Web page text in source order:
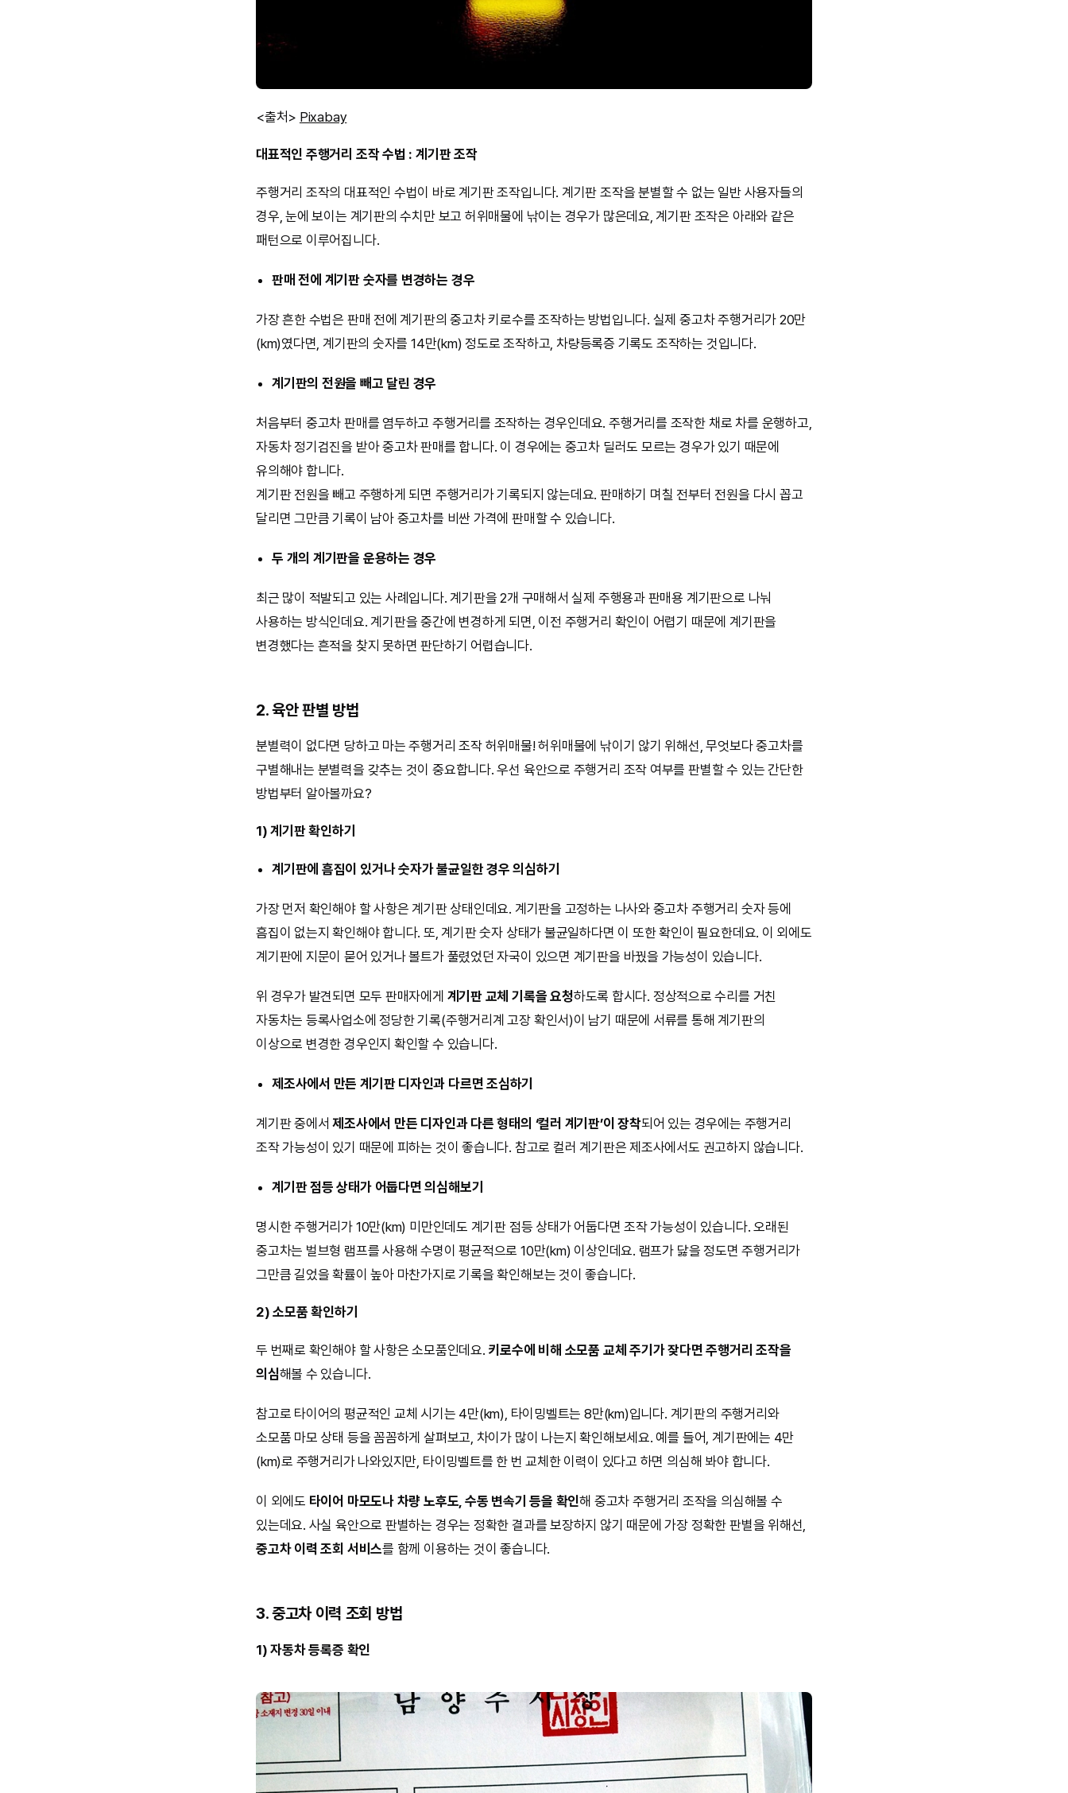
<출처> Pixabay
대표적인 주행거리 조작 수법 : 계기판 조작
주행거리 조작의 대표적인 수법이 바로 계기판 조작입니다. 계기판 조작을 분별할 수 없는 일반 사용자들의
경우, 눈에 보이는 계기판의 수치만 보고 허위매물에 낚이는 경우가 많은데요, 계기판 조작은 아래와 같은
패턴으로 이루어집니다.
판매 전에 계기판 숫자를 변경하는 경우
가장 흔한 수법은 판매 전에 계기판의 중고차 키로수를 조작하는 방법입니다. 실제 중고차 주행거리가 20만
(km)였다면, 계기판의 숫자를 14만(km) 정도로 조작하고, 차량등록증 기록도 조작하는 것입니다.
계기판의 전원을 빼고 달린 경우
처음부터 중고차 판매를 염두하고 주행거리를 조작하는 경우인데요. 주행거리를 조작한 채로 차를 운행하고,
자동차 정기검진을 받아 중고차 판매를 합니다. 이 경우에는 중고차 딜러도 모르는 경우가 있기 때문에
유의해야 합니다.
계기판 전원을 빼고 주행하게 되면 주행거리가 기록되지 않는데요. 판매하기 며칠 전부터 전원을 다시 꼽고
달리면 그만큼 기록이 남아 중고차를 비싼 가격에 판매할 수 있습니다.
두 개의 계기판을 운용하는 경우
최근 많이 적발되고 있는 사례입니다. 계기판을 2개 구매해서 실제 주행용과 판매용 계기판으로 나눠
사용하는 방식인데요. 계기판을 중간에 변경하게 되면, 이전 주행거리 확인이 어렵기 때문에 계기판을
변경했다는 흔적을 찾지 못하면 판단하기 어렵습니다.
2. 육안 판별 방법
분별력이 없다면 당하고 마는 주행거리 조작 허위매물! 허위매물에 낚이기 않기 위해선, 무엇보다 중고차를
구별해내는 분별력을 갖추는 것이 중요합니다. 우선 육안으로 주행거리 조작 여부를 판별할 수 있는 간단한
방법부터 알아볼까요?
1) 계기판 확인하기
계기판에 흠집이 있거나 숫자가 불균일한 경우 의심하기
가장 먼저 확인해야 할 사항은 계기판 상태인데요. 계기판을 고정하는 나사와 중고차 주행거리 숫자 등에
흠집이 없는지 확인해야 합니다. 또, 계기판 숫자 상태가 불균일하다면 이 또한 확인이 필요한데요. 이 외에도
계기판에 지문이 묻어 있거나 볼트가 풀렸었던 자국이 있으면 계기판을 바꿨을 가능성이 있습니다.
위 경우가 발견되면 모두 판매자에게 계기판 교체 기록을 요청하도록 합시다. 정상적으로 수리를 거친
자동차는 등록사업소에 정당한 기록(주행거리계 고장 확인서)이 남기 때문에 서류를 통해 계기판의
이상으로 변경한 경우인지 확인할 수 있습니다.
제조사에서 만든 계기판 디자인과 다르면 조심하기
계기판 중에서제조사에서 만든 디자인과 다른 형태의 ‘컬러 계기판’이 장착되어 있는 경우에는 주행거리
조작 가능성이 있기 때문에 피하는 것이 좋습니다. 참고로 컬러 계기판은 제조사에서도 권고하지 않습니다.
계기판 점등 상태가 어둡다면 의심해보기
명시한 주행거리가 10만(km) 미만인데도 계기판 점등 상태가 어둡다면 조작 가능성이 있습니다. 오래된
중고차는 벌브형 램프를 사용해 수명이 평균적으로 10만(km) 이상인데요. 램프가 닳을 정도면 주행거리가
그만큼 길었을 확률이 높아 마찬가지로 기록을 확인해보는 것이 좋습니다.
2) 소모품 확인하기
두 번째로 확인해야 할 사항은 소모품인데요. 키로수에 비해 소모품 교체 주기가 잦다면 주행거리 조작을
의심해볼 수 있습니다.
참고로 타이어의 평균적인 교체 시기는 4만(km), 타이밍벨트는 8만(km)입니다. 계기판의 주행거리와
소모품 마모 상태 등을 꼼꼼하게 살펴보고, 차이가 많이 나는지 확인해보세요. 예를 들어, 계기판에는 4만
(km)로 주행거리가 나와있지만, 타이밍벨트를 한 번 교체한 이력이 있다고 하면 의심해 봐야 합니다.
이 외에도 타이어 마모도나 차량 노후도, 수동 변속기 등을 확인해 중고차 주행거리 조작을 의심해볼 수
있는데요. 사실 육안으로 판별하는 경우는 정확한 결과를 보장하지 않기 때문에 가장 정확한 판별을 위해선,
중고차 이력 조회 서비스를 함께 이용하는 것이 좋습니다.
3. 중고차 이력 조회 방법
1) 자동차 등록증 확인